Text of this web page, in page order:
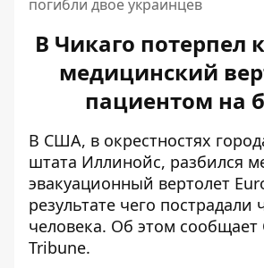
погибли двое украинцев
В Чикаго потерпел
медицинский
пациентом на
В США, в окрестностях
штата Иллинойс, разбился
эвакуационный вертолет
результате чего пострадали
человека. Об этом сообщает
Tribune.